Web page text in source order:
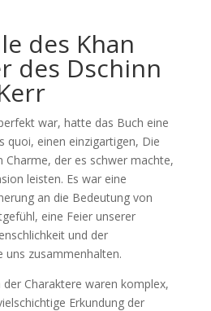
des Khan
des Dschinn
war, hatte das Buch eine
quoi, einen einzigartigen, Die
Charme, der es schwer machte,
leisten. Es war eine
an die Bedeutung von
eine Feier unserer
und der
uns zusammenhalten.
Charaktere waren komplex,
Erkundung der